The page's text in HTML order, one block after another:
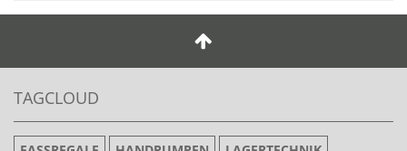
TAGCLOUD